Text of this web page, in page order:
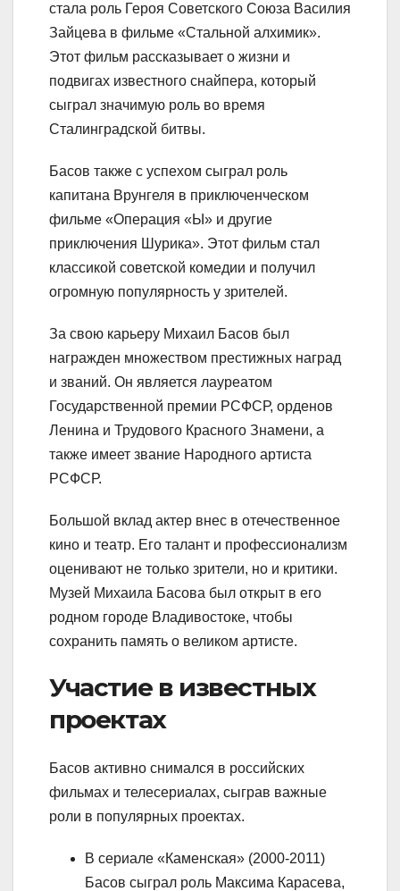
стала роль Героя Советского Союза Василия
Зайцева в фильме «Стальной алхимик».
Этот фильм рассказывает о жизни и
подвигах известного снайпера, который
сыграл значимую роль во время
Сталинградской битвы.
Басов также с успехом сыграл роль
капитана Врунгеля в приключенческом
фильме «Операция «Ы» и другие
приключения Шурика». Этот фильм стал
классикой советской комедии и получил
огромную популярность у зрителей.
За свою карьеру Михаил Басов был
награжден множеством престижных наград
и званий. Он является лауреатом
Государственной премии РСФСР, орденов
Ленина и Трудового Красного Знамени, а
также имеет звание Народного артиста
РСФСР.
Большой вклад актер внес в отечественное
кино и театр. Его талант и профессионализм
оценивают не только зрители, но и критики.
Музей Михаила Басова был открыт в его
родном городе Владивостоке, чтобы
сохранить память о великом артисте.
Участие в известных
проектах
Басов активно снимался в российских
фильмах и телесериалах, сыграв важные
роли в популярных проектах.
В сериале «Каменская» (2000-2011)
Басов сыграл роль Максима Карасева,